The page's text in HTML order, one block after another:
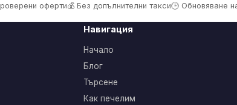
оферти💰 Без допълнителни такси🕒 Обновяване
Навигация
Начало
Блог
Търсене
Как печелим